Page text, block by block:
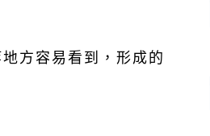
方容易看到，形成的